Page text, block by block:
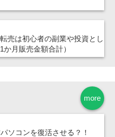
売は初心者の副業や投資とし
月販売金額合計）
more
ソコンを復活させる？！